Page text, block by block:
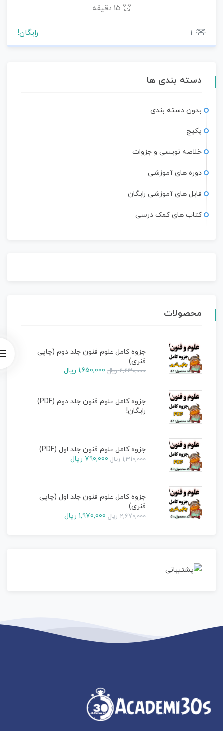
15 دقیقه
1 رایگان!
دسته بندی ها
بدون دسته بندی
پکیج
خلاصه نویسی و جزوات
دوره های آموزشی
فایل های آموزشی رایگان
کتاب های کمک درسی
محصولات
جزوه کامل علوم فنون جلد دوم (چاپی
فنری)
2,230,000 ریال 1,650,000 ریال
جزوه کامل علوم فنون جلد دوم (PDF)
رایگان!
جزوه کامل علوم فنون جلد اول (PDF)
1,310,000 ریال 790,000 ریال
جزوه کامل علوم فنون جلد اول (چاپی
فنری)
2,670,000 ریال 1,970,000 ریال